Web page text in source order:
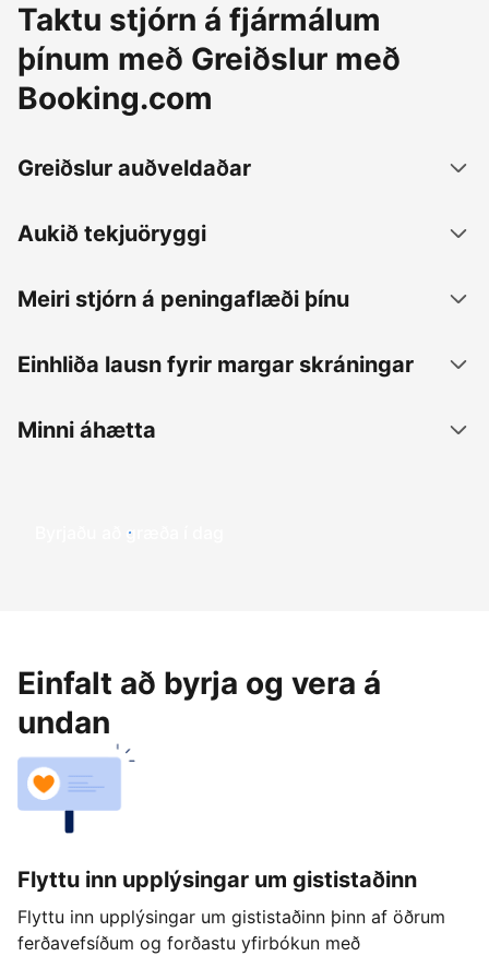
Taktu stjórn á fjármálum
þínum með Greiðslur með
Booking.com
Greiðslur auðveldaðar
Aukið tekjuöryggi
Meiri stjórn á peningaflæði þínu
Einhliða lausn fyrir margar skráningar
Minni áhætta
Byrjaðu að græða í dag
Einfalt að byrja og vera á
undan
Flyttu inn upplýsingar um gististaðinn
Flyttu inn upplýsingar um gististaðinn þinn af öðrum
ferðavefsíðum og forðastu yfirbókun með